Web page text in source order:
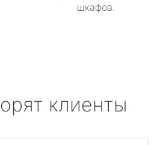
шкафов.
клиенты